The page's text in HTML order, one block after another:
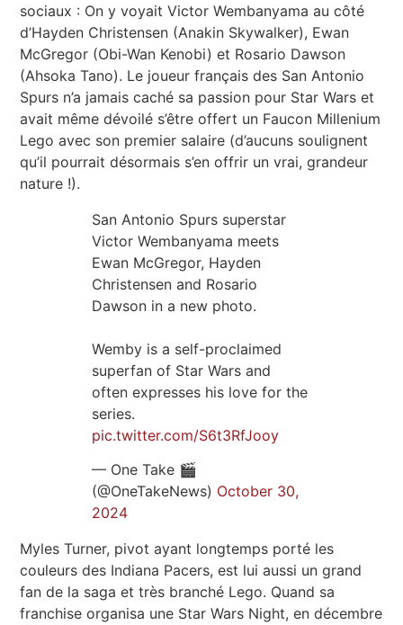
sociaux : On y voyait Victor Wembanyama au côté
d’Hayden Christensen (Anakin Skywalker), Ewan
McGregor (Obi-Wan Kenobi) et Rosario Dawson
(Ahsoka Tano). Le joueur français des San Antonio
Spurs n’a jamais caché sa passion pour Star Wars et
avait même dévoilé s’être offert un Faucon Millenium
Lego avec son premier salaire (d’aucuns soulignent
qu’il pourrait désormais s’en offrir un vrai, grandeur
nature !).
San Antonio Spurs superstar
Victor Wembanyama meets
Ewan McGregor, Hayden
Christensen and Rosario
Dawson in a new photo.
Wemby is a self-proclaimed
superfan of Star Wars and
often expresses his love for the
series.
pic.twitter.com/S6t3RfJooy
— One Take 🎬
(@OneTakeNews) October 30,
2024
Myles Turner, pivot ayant longtemps porté les
couleurs des Indiana Pacers, est lui aussi un grand
fan de la saga et très branché Lego. Quand sa
franchise organisa une Star Wars Night, en décembre